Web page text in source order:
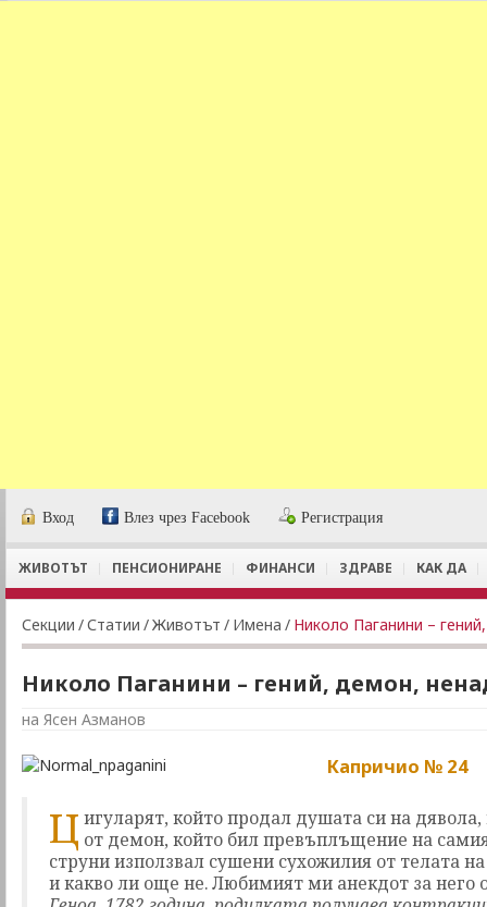
Вход Влез чрез Facebook Регистрация
ЖИВОТЪТ ПЕНСИОНИРАНЕ ФИНАНСИ ЗДРАВЕ КАК ДА
Секции /Статии /Животът / Имена / Николо Паганини –
Николо Паганини – гений, демон,
на Ясен Азманов
Капричио № 24
Ц игуларят, който продал душата си на
от демон, който бил превъплъщение на
струни използвал сушени сухожилия от телата
и какво ли още не. Любимият ми анекдот за него